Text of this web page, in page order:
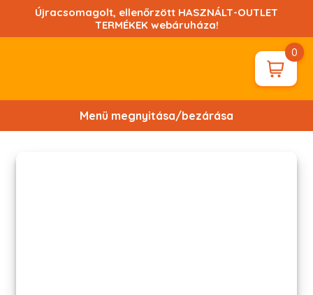
tartalomhoz!
Újracsomagolt, ellenőrzött HASZNÁLT-OUTLET
TERMÉKEK webáruháza!
0
Menü megnyitása/bezárása